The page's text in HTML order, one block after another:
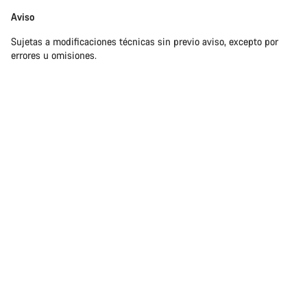
Exención
responsabilidades
Aviso
Sujetas a modificaciones técnicas sin previo aviso, excepto por
errores u omisiones.